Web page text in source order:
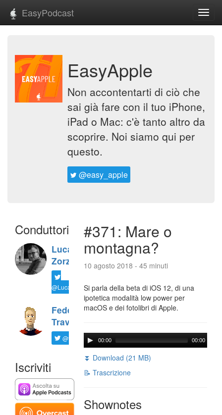
EasyPodcast
EasyApple
Non accontentarti di ciò che
sai già fare con il tuo iPhone,
iPad o Mac: c'è tanto altro da
scoprire. Noi siamo qui per
questo.
@easy_apple
Conduttori
Luca
Zorzi
@LucaTNT
Federico
Travaini
@ftrava
Iscriviti
#371: Mare o
montagna?
10 agosto 2018 - 45 minuti
Si parla della beta di iOS 12, di una
ipotetica modalità low power per
macOS e dei fotolibri di Apple.
00:00 00:00
⏬ Download (21 MB)
📝 Trascrizione
Shownotes